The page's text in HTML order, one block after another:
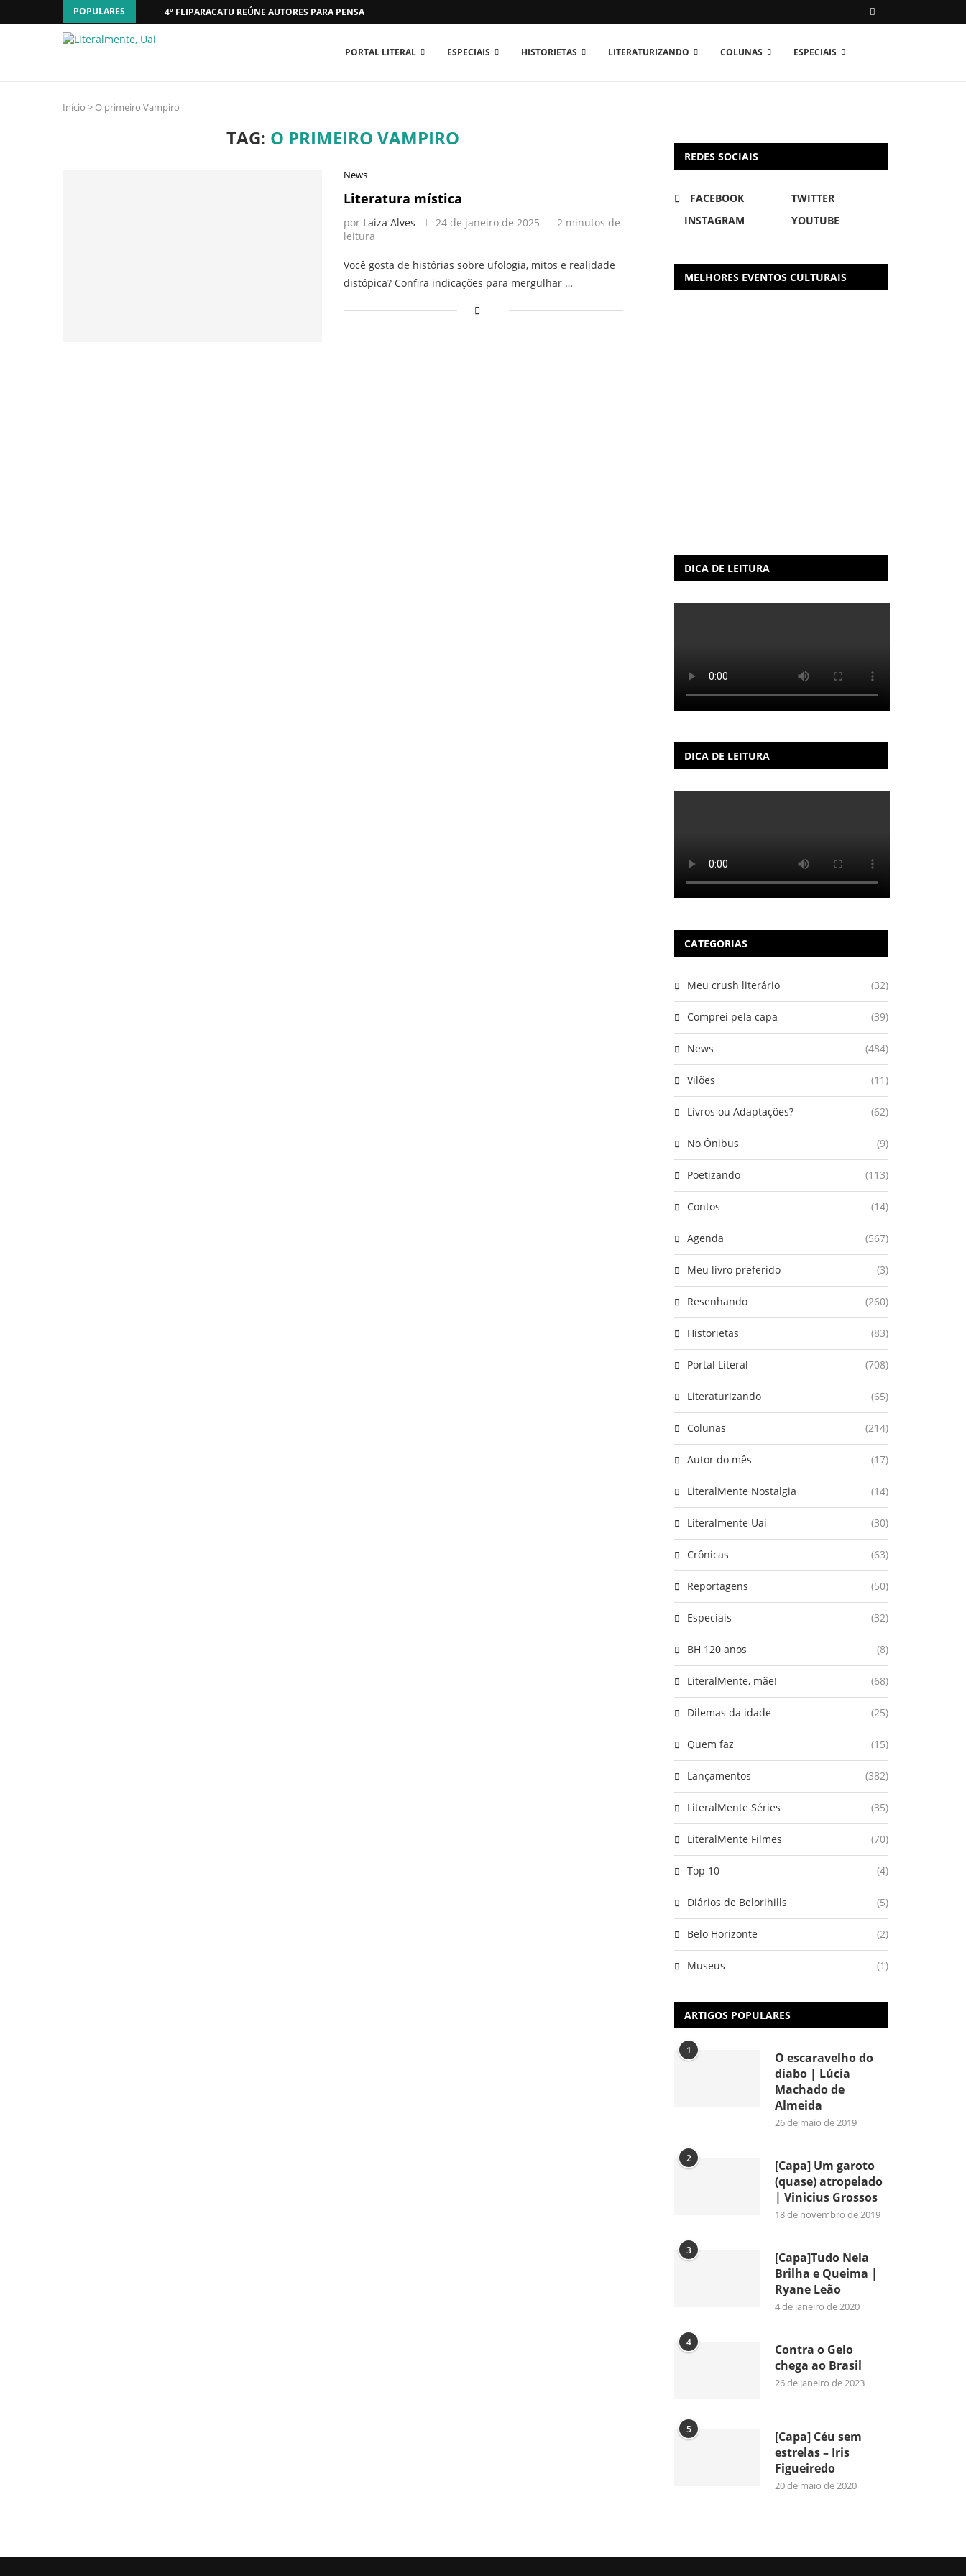
POPULARES 4º FLIPARACATU REÚNE AUTORES PARA PENSAR O MUNDO...
PORTAL LITERAL ESPECIAIS HISTORIETAS LITERATURIZANDO COLUNAS ESPECIAIS
Início > O primeiro Vampiro
TAG: O PRIMEIRO VAMPIRO
News
Literatura mística
por Laiza Alves 24 de janeiro de 2025
2 minutos de
leitura
Você gosta de histórias sobre ufologia, mitos e realidade
distópica? Confira indicações para mergulhar …
REDES SOCIAIS
FACEBOOK
TWITTER
INSTAGRAM
YOUTUBE
MELHORES EVENTOS CULTURAIS
DICA DE LEITURA
DICA DE LEITURA
CATEGORIAS
Meu crush literário (32)
Comprei pela capa (39)
News (484)
Vilões (11)
Livros ou Adaptações? (62)
No Ônibus (9)
Poetizando (113)
Contos (14)
Agenda (567)
Meu livro preferido (3)
Resenhando (260)
Historietas (83)
Portal Literal (708)
Literaturizando (65)
Colunas (214)
Autor do mês (17)
LiteralMente Nostalgia (14)
Literalmente Uai (30)
Crônicas (63)
Reportagens (50)
Especiais (32)
BH 120 anos (8)
LiteralMente, mãe! (68)
Dilemas da idade (25)
Quem faz (15)
Lançamentos (382)
LiteralMente Séries (35)
LiteralMente Filmes (70)
Top 10 (4)
Diários de Belorihills (5)
Belo Horizonte (2)
Museus (1)
ARTIGOS POPULARES
1
O escaravelho do
diabo | Lúcia
Machado de
Almeida
26 de maio de 2019
2
[Capa] Um garoto
(quase) atropelado
| Vinicius Grossos
18 de novembro de 2019
3
[Capa]Tudo Nela
Brilha e Queima |
Ryane Leão
4 de janeiro de 2020
4
Contra o Gelo
chega ao Brasil
26 de janeiro de 2023
5
[Capa] Céu sem
estrelas – Iris
Figueiredo
20 de maio de 2020